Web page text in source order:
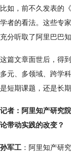
比如，前不久发表的
学者的看法。这些专
充分听取了阿里巴巴
这篇文章面世后，得
多元、多领域、跨学
是短期课题，还是长
记者：阿里知产研究
论带动实践的改变？
孙军工 ：阿里知产研